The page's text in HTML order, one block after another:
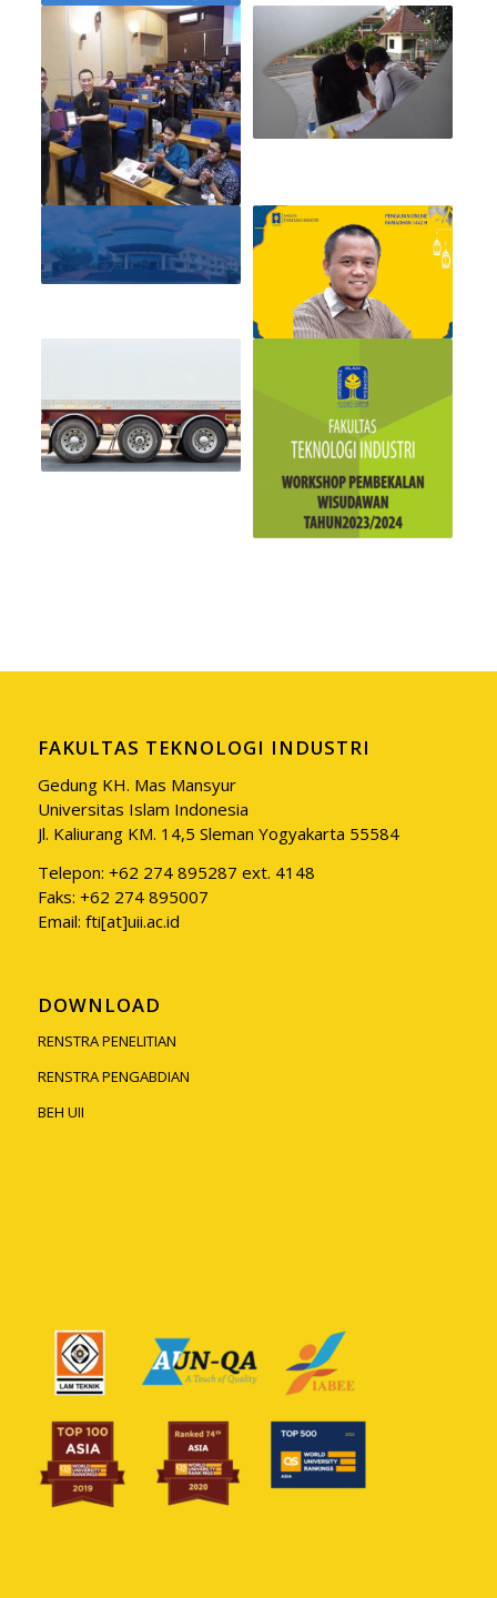
FAKULTAS TEKNOLOGI INDUSTRI
Gedung KH. Mas Mansyur
Universitas Islam Indonesia
Jl. Kaliurang KM. 14,5 Sleman Yogyakarta 55584
Telepon: +62 274 895287 ext. 4148
Faks: +62 274 895007
Email: fti[at]uii.ac.id
DOWNLOAD
RENSTRA PENELITIAN
RENSTRA PENGABDIAN
BEH UII